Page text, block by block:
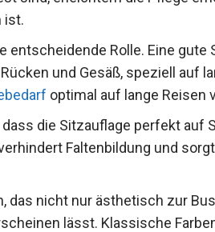
ist.
entscheidende Rolle. Eine gute
und Gesäß, speziell auf
optimal auf lange Reisen
dass die Sitzauflage perfekt auf
Faltenbildung und
das nicht nur ästhetisch zur
lässt. Klassische